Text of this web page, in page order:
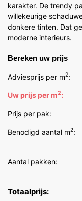
was:
€54,95.
is:
karakter. De trendy
willekeurige
donkere tinten. Dat
moderne interieurs.
Bereken uw prijs
Adviesprijs per m2:
Uw prijs per m2:
Prijs per pak:
Benodigd aantal m2:
Aantal pakken:
Totaalprijs: